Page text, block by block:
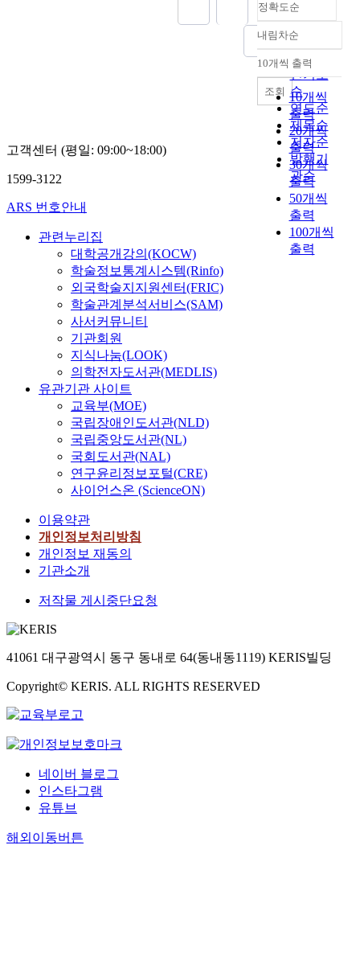
정확도순
정확도
순
인기도
순
연도순
제목순
저자순
발행기
관순
내림차순
내림차순
10개씩 출력
10개씩
출력
20개씩
출력
30개씩
출력
50개씩
출력
100개씩
출력
조회
고객센터 (평일: 09:00~18:00)
1599-3122
ARS 번호안내
관련누리집
대학공개강의(KOCW)
학술정보통계시스템(Rinfo)
외국학술지지원센터(FRIC)
학술관계분석서비스(SAM)
사서커뮤니티
기관회원
지식나눔(LOOK)
의학전자도서관(MEDLIS)
유관기관 사이트
교육부(MOE)
국립장애인도서관(NLD)
국립중앙도서관(NL)
국회도서관(NAL)
연구윤리정보포털(CRE)
사이언스온 (ScienceON)
이용약관
개인정보처리방침
개인정보 재동의
기관소개
저작물 게시중단요청
41061 대구광역시 동구 동내로 64(동내동1119) KERIS빌딩
Copyright© KERIS. ALL RIGHTS RESERVED
네이버 블로그
인스타그램
유튜브
해외이동버튼